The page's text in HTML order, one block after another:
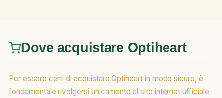
Dove acquistare Optiheart
Per essere certi di acquistare Optiheart in modo sicuro, è
fondamentale rivolgersi unicamente al sito internet ufficiale